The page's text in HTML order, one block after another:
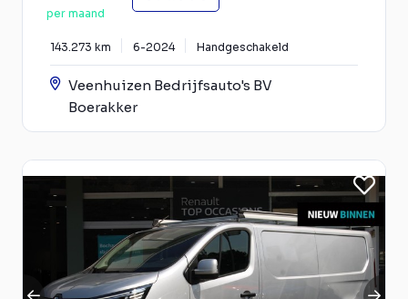
per maand
143.273 km 6-2024 Handgeschakeld
Veenhuizen Bedrijfsauto's BV
Boerakker